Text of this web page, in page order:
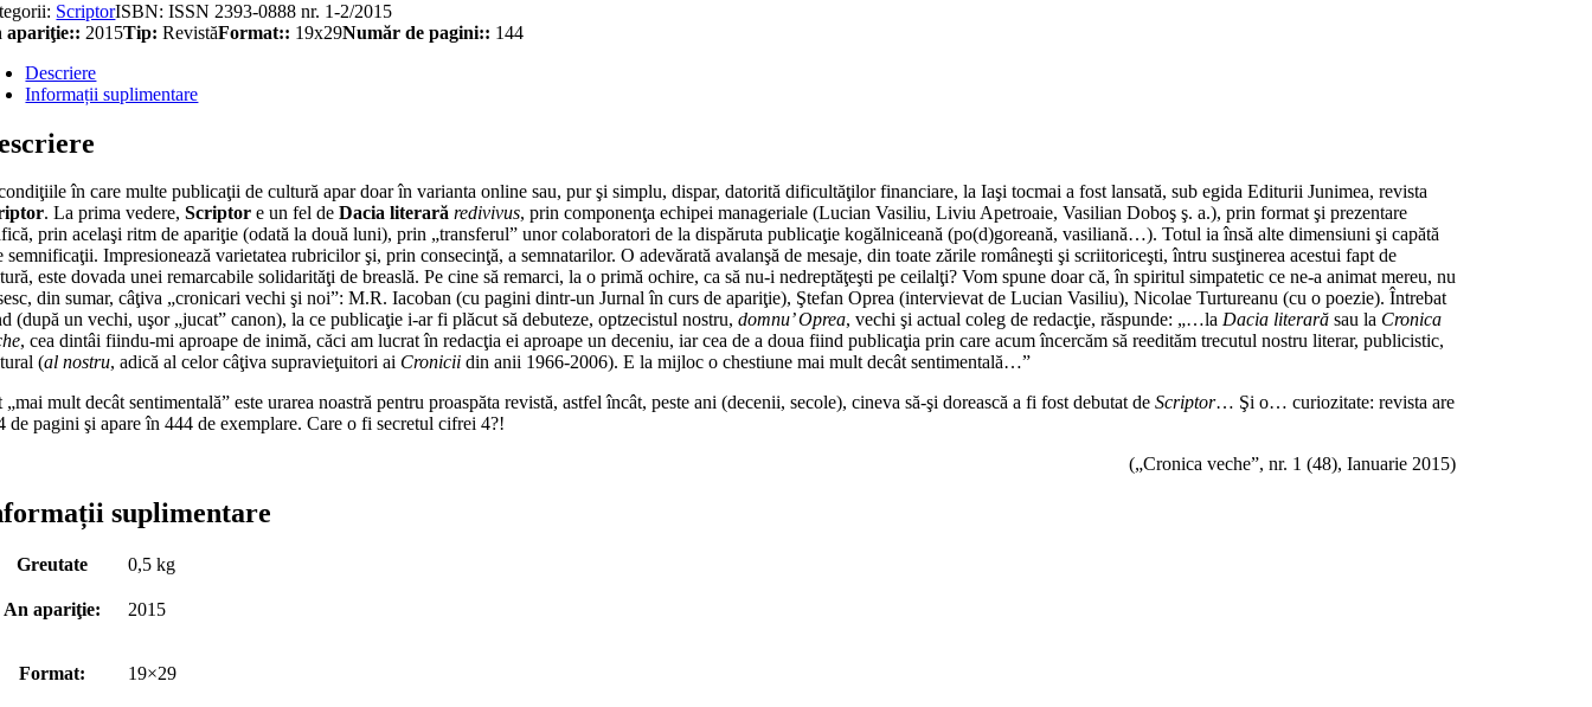
ScriptorISBN:ISSN 2393-0888 nr. 1-2/2015
apariţie:: 2015Tip: RevistăFormat:: 19x29Număr de pagini:: 144
Descriere
Informații suplimentare
în care multe publicaţii de cultură apar doar în varianta online sau, pur şi simplu, dispar, datorită dificultăţilor financiare, la Iaşi tocmai a fost lansată, sub egida Editurii Junimea, revista
. La prima vedere,Scriptor e un fel deDacia literară redivivus, prin componenţa echipei manageriale (Lucian Vasiliu, Liviu Apetroaie, Vasilian Doboş ş. a.), prin format şi prezentare
prin acelaşi ritm de apariţie (odată la două luni), prin „transferul” unor colaboratori de la dispăruta publicaţie kogălniceană (po(d)goreană, vasiliană…). Totul ia însă alte dimensiuni şi capătă
semnificaţii. Impresionează varietatea rubricilor şi, prin consecinţă, a semnatarilor. O adevărată avalanşă de mesaje, din toate zările româneşti şi scriitoriceşti, întru susţinerea acestui fapt de
este dovada unei remarcabile solidarităţi de breaslă. Pe cine să remarci, la o primă ochire, ca să nu-i nedreptăţeşti pe ceilalţi? Vom spune doar că, în spiritul simpatetic ce ne-a animat mereu, nu
din sumar, câţiva „cronicari vechi şi noi”: M.R. Iacoban (cu pagini dintr-un Jurnal în curs de apariţie), Ştefan Oprea (intervievat de Lucian Vasiliu), Nicolae Turtureanu (cu o poezie). Întrebat
(după un vechi, uşor „jucat” canon), la ce publicaţie i-ar fi plăcut să debuteze, optzecistul nostru,domnu’ Oprea, vechi şi actual coleg de redacţie, răspunde: „…la Dacia literară sau la Cronica
, cea dintâi fiindu-mi aproape de inimă, căci am lucrat în redacţia ei aproape un deceniu, iar cea de a doua fiind publicaţia prin care acum încercăm să reedităm trecutul nostru literar, publicistic,
(al nostru, adică al celor câţiva supravieţuitori ai Cronicii din anii 1966-2006). E la mijloc o chestiune mai mult decât sentimentală…”
„mai mult decât sentimentală” este urarea noastră pentru proaspăta revistă, astfel încât, peste ani (decenii, secole), cineva să-şi dorească a fi fost debutat deScriptor… Şi o… curiozitate: revista are
de pagini şi apare în 444 de exemplare. Care o fi secretul cifrei 4?!
(„Cronica veche”, nr. 1 (48), Ianuarie 2015)
suplimentare
Greutate 0,5 kg
An apariţie: 2015
Format: 19×29